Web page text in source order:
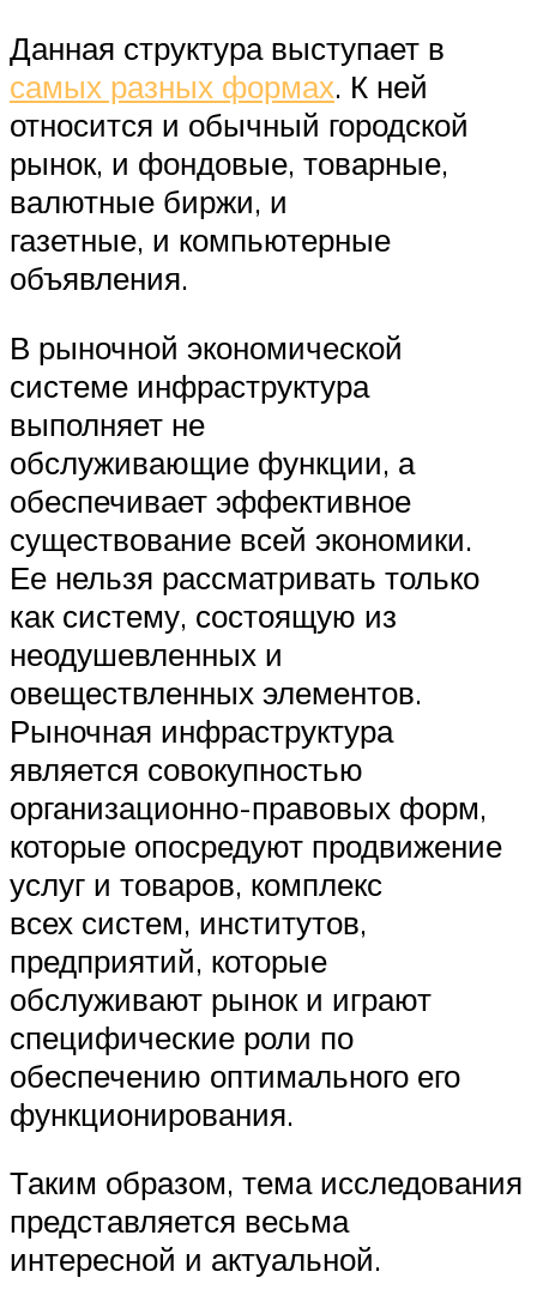
Данная структура выступает в
самых разных формах. К ней
относится и обычный городской
рынок, и фондовые, товарные,
валютные биржи, и
газетные, и компьютерные
объявления.
В рыночной экономической
системе инфраструктура
выполняет не
обслуживающие функции, а
обеспечивает эффективное
существование всей экономики.
Ее нельзя рассматривать только
как систему, состоящую из
неодушевленных и
овеществленных элементов.
Рыночная инфраструктура
является совокупностью
организационно-правовых форм,
которые опосредуют продвижение
услуг и товаров, комплекс
всех систем, институтов,
предприятий, которые
обслуживают рынок и играют
специфические роли по
обеспечению оптимального его
функционирования.
Таким образом, тема исследования
представляется весьма
интересной и актуальной.